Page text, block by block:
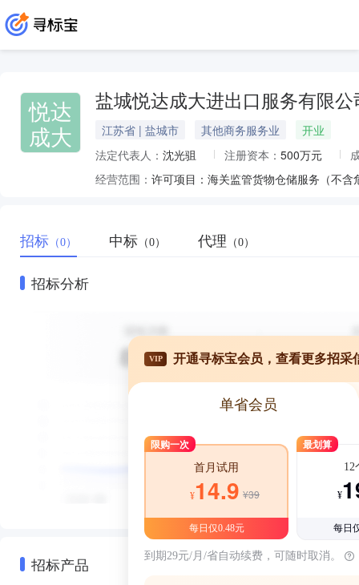
悦达
成大
盐城悦达成大进出口服务有限公
江苏省 | 盐城市 其他商务服务业
开业
法定代表人： 沈光驵 注册资本： 500万元
经营范围：
招标 （0） 中标 （0） 代理 （0）
招标分析
招标产品
VIP 开通寻标宝会员，查看更多招采
单省会员
限购一次
首月试用
¥14.9 ¥39
每日仅0.48元
最划算
12
¥
每日
到期29元/月/省自动续费，可随时取消。